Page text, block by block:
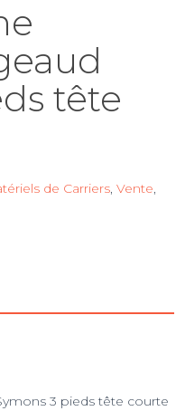
tête
de Carriers, Vente,
3 pieds tête courte